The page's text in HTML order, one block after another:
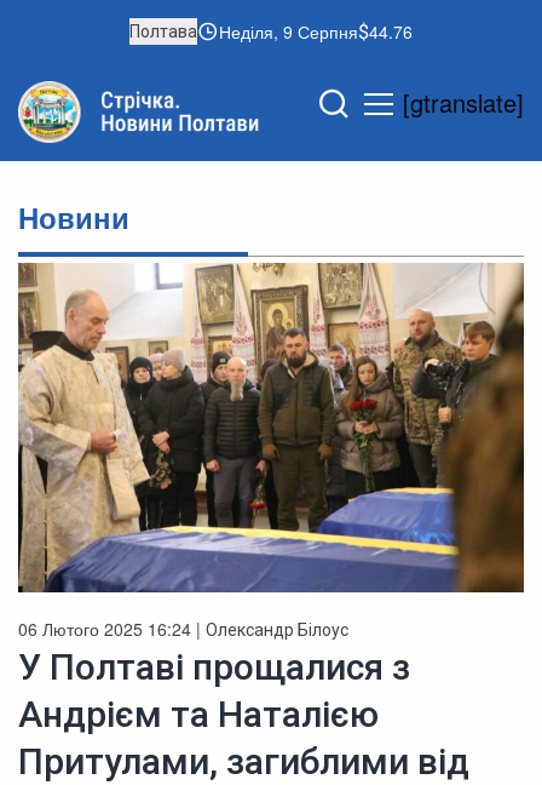
Полтава Неділя, 9 Серпня 44.76
[gtranslate]
Новини
06 Лютого 2025 16:24 | Олександр Білоус
У Полтаві прощалися з
Андрієм та Наталією
Притулами, загиблими від